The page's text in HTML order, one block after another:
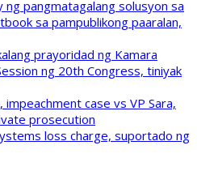
ng pangmatagalang solusyon sa
sa pampublikong paaralan,
prayoridad ng Kamara
ng 20th Congress, tiniyak
impeachment case vs VP Sara,
prosecution
loss charge, suportado ng